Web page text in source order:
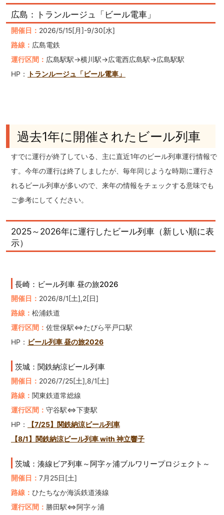
広島：トランルージュ「ビール電車」
開催日： 2026/5/15[月]-9/30[水]
路線： 広島電鉄
運行区間： 広島駅駅→横川駅→広電西広島駅→広島駅駅
HP：
トランルージュ「ビール電車」
過去1年に開催されたビール列車
すでに運行が終了している、主に直近1年のビール列車運行情報で
す。今年の運行は終了しましたが、毎年同じような時期に運行さ
れるビール列車が多いので、来年の情報をチェックする意味でも
ご参考にしてください。
2025～2026年に運行したビール列車（新しい順に表
示）
長崎：ビール列車 昼の旅2026
開催日： 2026/8/1[土],2[日]
路線： 松浦鉄道
運行区間： 佐世保駅⇔たびら平戸口駅
HP： ビール列車 昼の旅2026
茨城：関鉄納涼ビール列車
開催日： 2026/7/25[土],8/1[土]
路線： 関東鉄道常総線
運行区間： 守谷駅⇔下妻駅
HP：
【7/25】関鉄納涼ビール列車
【8/1】関鉄納涼ビール列車 with 神立響子
茨城：湊線ビア列車～阿字ヶ浦ブルワリープロジェクト～
開催日： 7月25日[土]
路線： ひたちなか海浜鉄道湊線
運行区間： 勝田駅⇔阿字ヶ浦